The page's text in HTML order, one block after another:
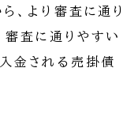
、より審査に通り
審査に通りやすい
金される売掛債